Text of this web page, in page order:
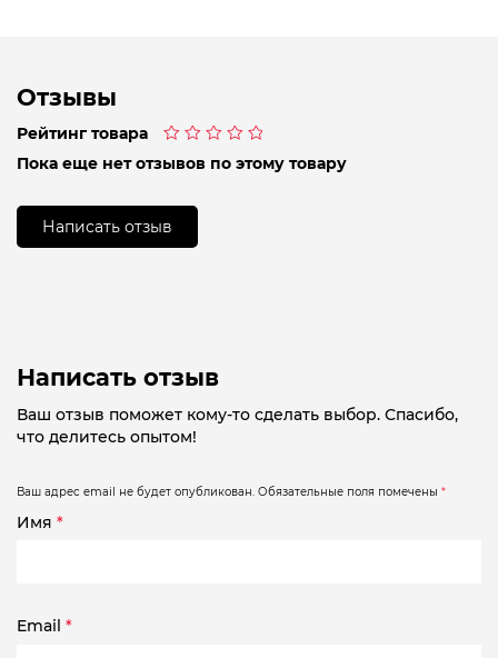
Отзывы
Рейтинг товара
0
Пока еще нет отзывов по этому товару
Написать отзыв
Написать отзыв
Ваш отзыв поможет кому-то сделать выбор. Спасибо,
что делитесь опытом!
Ваш адрес email не будет опубликован. Обязательные поля помечены *
Имя *
Email *